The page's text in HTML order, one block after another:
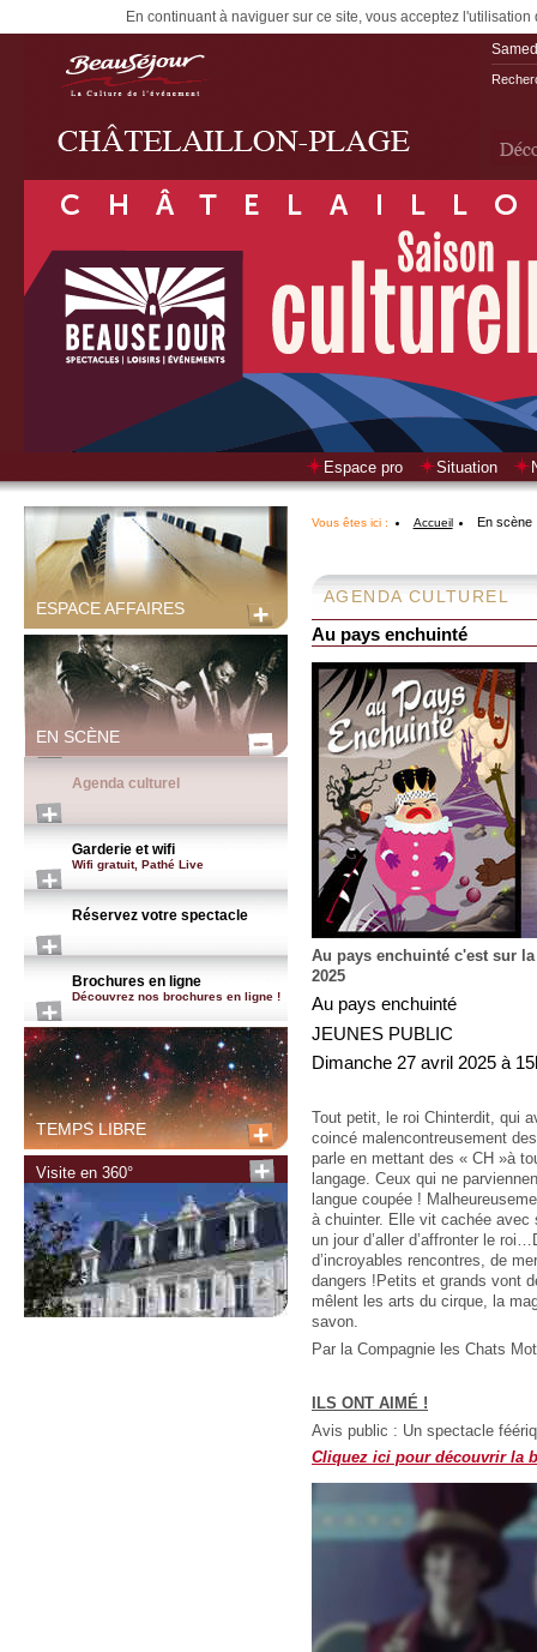
En continuant à naviguer sur ce site, vous acceptez
Espace pro Situation
ESPACE AFFAIRES
EN SCÈNE
Agenda culturel
Garderie et wifi
Wifi gratuit, Pathé Live
Réservez votre spectacle
Brochures en ligne
Découvrez nos brochures en ligne !
TEMPS LIBRE
Visite en 360°
Vous êtes ici : Accueil En scène
AGENDA CULTUREL
Au pays enchuinté
Au pays enchuinté c'est sur
2025
Au pays enchuinté
JEUNES PUBLIC
Dimanche 27 avril 2025 à
Tout petit, le roi Chinterdit, qui
coincé malencontreusement
parle en mettant des « CH »à
langage. Ceux qui ne
langue coupée !
à chuinter. Elle vit cachée avec
un jour d’aller d’affronter le
d’incroyables rencontres, de
dangers !Petits et grands vont
mêlent les arts du cirque, la
savon.
Par la Compagnie les Chats
ILS ONT AIMÉ !
Avis public : Un spectacle
Cliquez ici pour découvrir la